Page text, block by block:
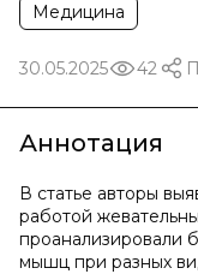
Медицина
30.05.2025 42
Аннотация
В статье авторы
работой
проанализировали
мышц при разных